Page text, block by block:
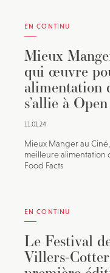
EN CONTINU
Mieux
qui œuvre
alimentation
s’allie à
11.01.24
Mieux Manger au
meilleure alimentation
Food Facts
EN CONTINU
Le Festival
Villers-